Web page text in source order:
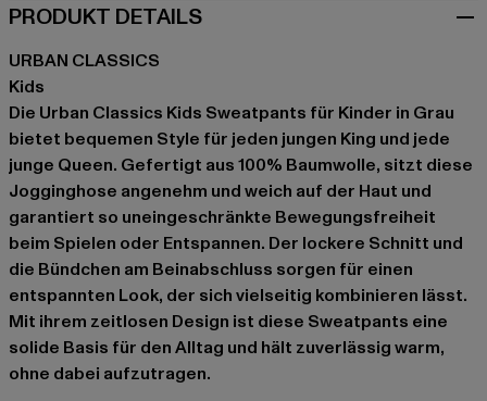
PRODUKT DETAILS
URBAN CLASSICS
Kids
Die Urban Classics Kids Sweatpants für Kinder in Grau
bietet bequemen Style für jeden jungen King und jede
junge Queen. Gefertigt aus 100% Baumwolle, sitzt diese
Jogginghose angenehm und weich auf der Haut und
garantiert so uneingeschränkte Bewegungsfreiheit
beim Spielen oder Entspannen. Der lockere Schnitt und
die Bündchen am Beinabschluss sorgen für einen
entspannten Look, der sich vielseitig kombinieren lässt.
Mit ihrem zeitlosen Design ist diese Sweatpants eine
solide Basis für den Alltag und hält zuverlässig warm,
ohne dabei aufzutragen.